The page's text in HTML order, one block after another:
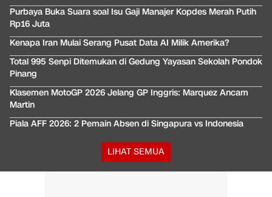
Purbaya Buka Suara soal Isu Gaji Manajer Kopdes Merah Putih
Rp16 Juta
Kenapa Iran Mulai Serang Pusat Data AI Milik Amerika?
Total 995 Senpi Ditemukan di Gedung Yayasan Sekolah Pondok
Pinang
Klasemen MotoGP 2026 Jelang GP Inggris: Marquez Ancam
Martin
Piala AFF 2026: 2 Pemain Absen di Singapura vs Indonesia
LIHAT SEMUA